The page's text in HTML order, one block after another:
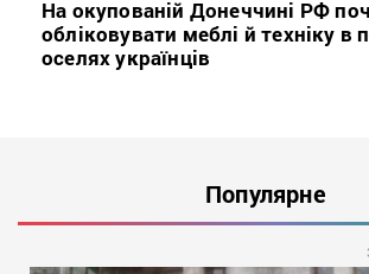
На окупованій Донеччині РФ
обліковувати меблі й техніку в
оселях українців
Популярне